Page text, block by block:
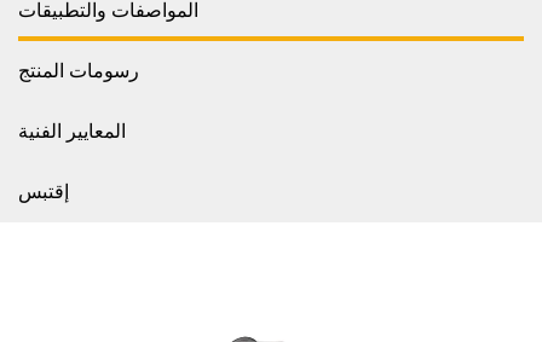
المواصفات والتطبيقات
رسومات المنتج
المعايير الفنية
إقتبس